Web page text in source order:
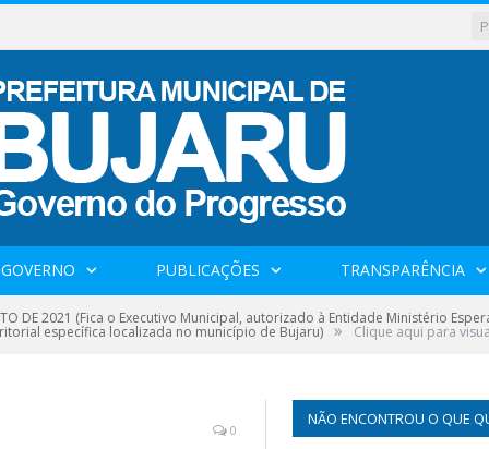
PUBLICAÇÕES TRANSPARÊNCIA
DE 2021 (Fica o Executivo Municipal, autorizado à Entidade Ministério
específica localizada no município de Bujaru) » Clique aqui para
0
NÃO ENCONTROU O QUE